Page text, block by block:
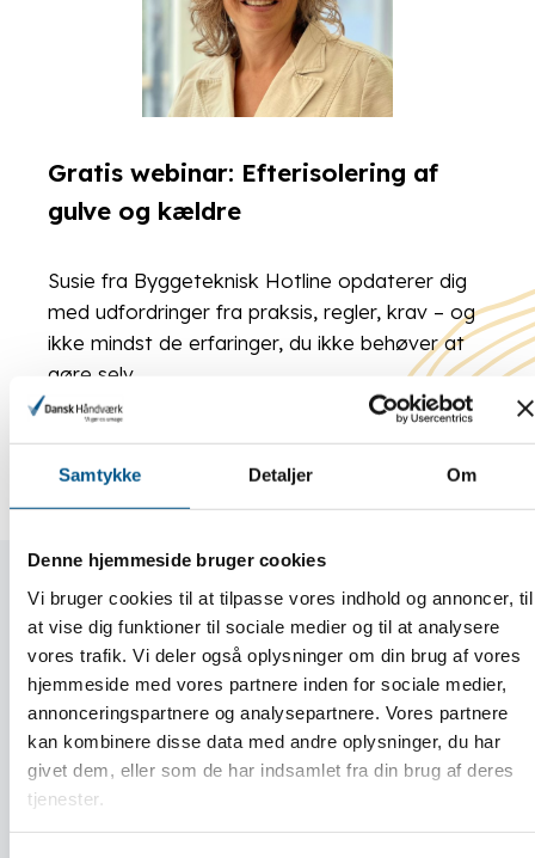
Samtykke Detaljer Om
Denne hjemmeside bruger cookies
Vi bruger cookies til at tilpasse vores indhold og annoncer, til
at vise dig funktioner til sociale medier og til at analysere
vores trafik. Vi deler også oplysninger om din brug af vores
hjemmeside med vores partnere inden for sociale medier,
annonceringspartnere og analysepartnere. Vores partnere
kan kombinere disse data med andre oplysninger, du har
givet dem, eller som de har indsamlet fra din brug af deres
tjenester.
Gratis webinar: Efterisolering af
gulve og kældre
Susie fra Byggeteknisk Hotline opdaterer dig
med udfordringer fra praksis, regler, krav – og
ikke mindst de erfaringer, du ikke behøver at
gøre selv.
LÆS MERE